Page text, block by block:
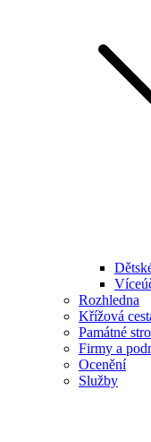
Rozhledna
Křížová
Památné
Firmy a
Ocenění
Služby